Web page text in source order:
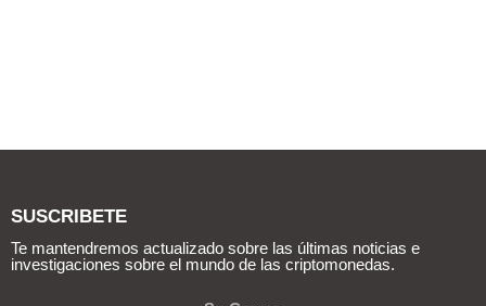
SUSCRIBETE
Te mantendremos actualizado sobre las últimas noticias e
investigaciones sobre el mundo de las criptomonedas.